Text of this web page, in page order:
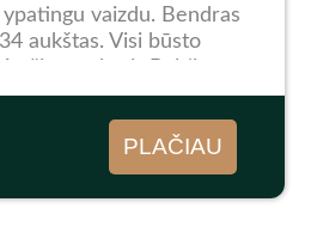
vaizdu. Bendras
aukštas. Visi būsto
kambariai,
PLAČIAU